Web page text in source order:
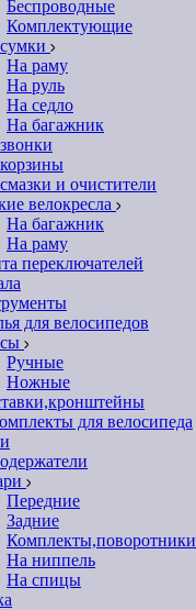
Беспроводные
Комплектующие
На раму
На руль
На седло
На багажник
и очистители
велокресла
На багажник
На раму
переключателей
для велосипедов
Ручные
Ножные
для велосипеда
Передние
Задние
Комплекты,поворотники
На ниппель
На спицы